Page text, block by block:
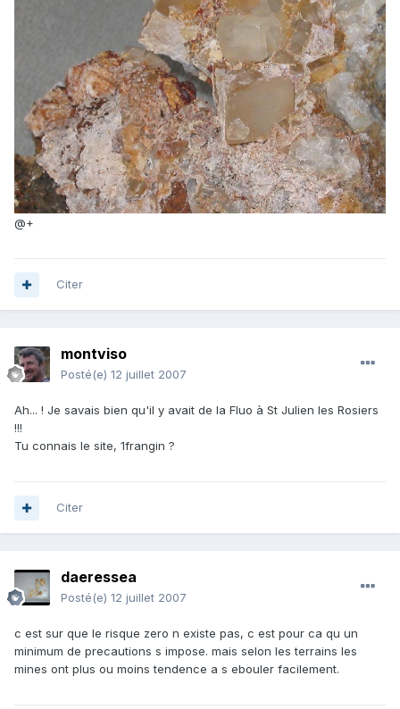
@+
Citer
montviso
Posté(e) 12 juillet 2007
Ah... ! Je savais bien qu'il y avait de la Fluo à St Julien les Rosiers
!!!
Tu connais le site, 1frangin ?
Citer
daeressea
Posté(e) 12 juillet 2007
c est sur que le risque zero n existe pas, c est pour ca qu un
minimum de precautions s impose. mais selon les terrains les
mines ont plus ou moins tendence a s ebouler facilement.